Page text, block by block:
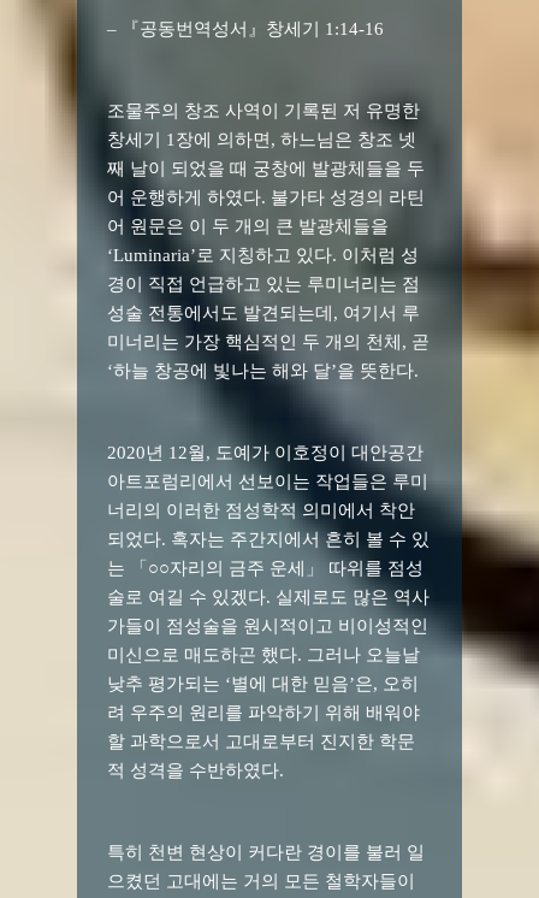
– 『공동번역성서』창세기 1:14-16
조물주의 창조 사역이 기록된 저 유명한
창세기 1장에 의하면, 하느님은 창조 넷
째 날이 되었을 때 궁창에 발광체들을 두
어 운행하게 하였다. 불가타 성경의 라틴
어 원문은 이 두 개의 큰 발광체들을
‘Luminaria’로 지칭하고 있다. 이처럼 성
경이 직접 언급하고 있는 루미너리는 점
성술 전통에서도 발견되는데, 여기서 루
미너리는 가장 핵심적인 두 개의 천체, 곧
‘하늘 창공에 빛나는 해와 달’을 뜻한다.
2020년 12월, 도예가 이호정이 대안공간
아트포럼리에서 선보이는 작업들은 루미
너리의 이러한 점성학적 의미에서 착안
되었다. 혹자는 주간지에서 흔히 볼 수 있
는 「○○자리의 금주 운세」 따위를 점성
술로 여길 수 있겠다. 실제로도 많은 역사
가들이 점성술을 원시적이고 비이성적인
미신으로 매도하곤 했다. 그러나 오늘날
낮추 평가되는 ‘별에 대한 믿음’은, 오히
려 우주의 원리를 파악하기 위해 배워야
할 과학으로서 고대로부터 진지한 학문
적 성격을 수반하였다.
특히 천변 현상이 커다란 경이를 불러 일
으켰던 고대에는 거의 모든 철학자들이